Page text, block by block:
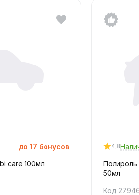
до 17 бонусов
care 100мл
4,8
Полироль
50мл
Код 27946